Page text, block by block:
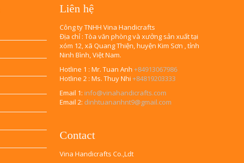
Liên hệ
Công ty TNHH Vina Handicrafts
Địa chỉ : Tòa văn phòng và xưởng sản xuất tại
xóm 12, xã Quang Thiện, huyện Kim Sơn , tỉnh
Ninh Bình, Việt Nam.
Hotline 1 : Mr. Tuan Anh +84913067986
Hotline 2 : Ms. Thuy Nhi +84819203333
Email 1: info@vinahandicrafts.com
Email 2: dinhtuananhnt9@gmail.com
Contact
Vina Handicrafts Co.,Ldt